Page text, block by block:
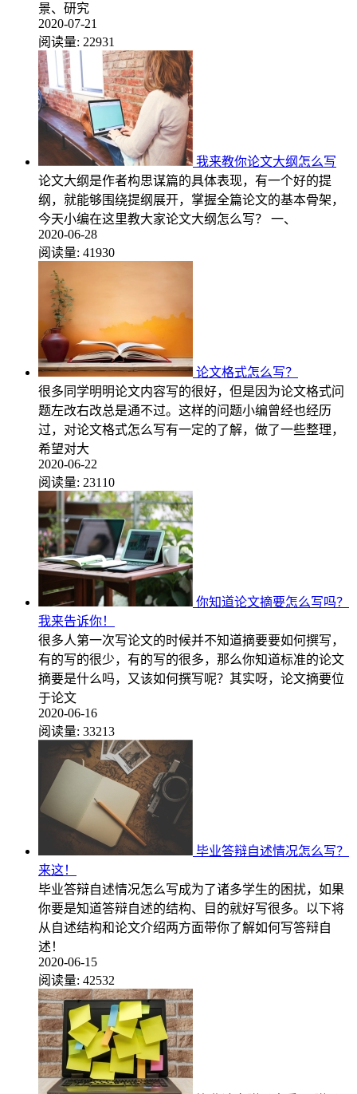
景、研究
2020-07-21
阅读量: 22931
我来教你论文大纲怎么写
论文大纲是作者构思谋篇的具体表现，有一个好的提
纲，就能够围绕提纲展开，掌握全篇论文的基本骨架，
今天小编在这里教大家论文大纲怎么写？ 一、
2020-06-28
阅读量: 41930
论文格式怎么写？
很多同学明明论文内容写的很好，但是因为论文格式问
题左改右改总是通不过。这样的问题小编曾经也经历
过，对论文格式怎么写有一定的了解，做了一些整理，
希望对大
2020-06-22
阅读量: 23110
你知道论文摘要怎么写吗？
我来告诉你！
很多人第一次写论文的时候并不知道摘要要如何撰写，
有的写的很少，有的写的很多，那么你知道标准的论文
摘要是什么吗，又该如何撰写呢？其实呀，论文摘要位
于论文
2020-06-16
阅读量: 33213
毕业答辩自述情况怎么写？
来这！
毕业答辩自述情况怎么写成为了诸多学生的困扰，如果
你要是知道答辩自述的结构、目的就好写很多。以下将
从自述结构和论文介绍两方面带你了解如何写答辩自
述！
2020-06-15
阅读量: 42532